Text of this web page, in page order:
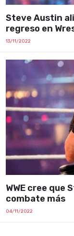
Steve Austin
regreso en
13/11/2022
WWE cree que
combate más
04/11/2022